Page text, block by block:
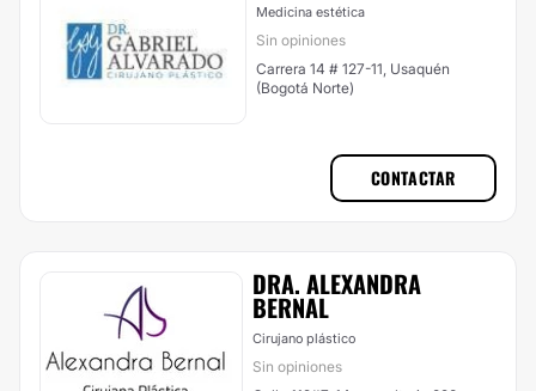
Medicina estética
Sin opiniones
Carrera 14 # 127-11, Usaquén
(Bogotá Norte)
CONTACTAR
DRA. ALEXANDRA
BERNAL
Cirujano plástico
Sin opiniones